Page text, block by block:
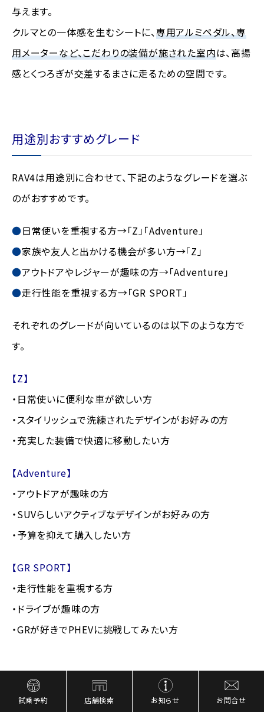
試乗予約 店舗検索 お知らせ お問合せ
与えます。
クルマとの一体感を生むシートに、専用アルミペダル、専
用メーターなど、こだわりの装備が施された室内は、高揚
感とくつろぎが交差するまさに走るための空間です。
用途別おすすめグレード
RAV4は用途別に合わせて、下記のようなグレードを選ぶ
のがおすすめです。
日常使いを重視する方→「Z」「Adventure」
家族や友人と出かける機会が多い方→「Z」
アウトドアやレジャーが趣味の方→「Adventure」
走行性能を重視する方→「GR SPORT」
それぞれのグレードが向いているのは以下のような方で
す。
【Z】
・日常使いに便利な車が欲しい方
・スタイリッシュで洗練されたデザインがお好みの方
・充実した装備で快適に移動したい方
【Adventure】
・アウトドアが趣味の方
・SUVらしいアクティブなデザインがお好みの方
・予算を抑えて購入したい方
【GR SPORT】
・走行性能を重視する方
・ドライブが趣味の方
・GRが好きでPHEVに挑戦してみたい方
まとめ